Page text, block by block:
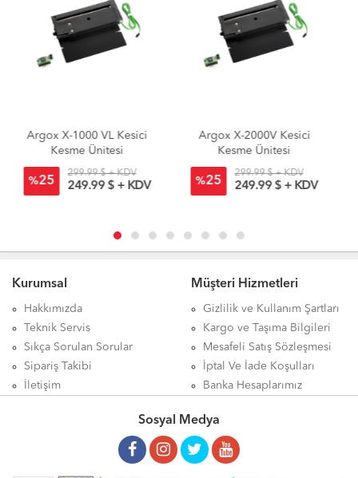
Argox X-2000V Kesici
Kesme Ünitesi
%25
299.99 $ + KDV
249.99 $ + KDV
Argox X-2300 Kesici
Kesme Ünitesi
%25
299.99 $ + KDV
249.99 $ + KDV
Kurumsal
Hakkımızda
Teknik Servis
Sıkça Sorulan Sorular
Sipariş Takibi
İletişim
Müşteri Hizmetleri
Gizlilik ve Kullanım Şartları
Kargo ve Taşıma Bilgileri
Mesafeli Satış Sözleşmesi
İptal Ve İade Koşulları
Banka Hesaplarımız
Sosyal Medya